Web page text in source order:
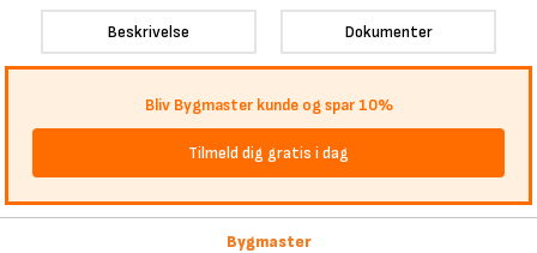
Beskrivelse Dokumenter
Bliv Bygmaster kunde og spar 10%
Tilmeld dig gratis i dag
Bygmaster